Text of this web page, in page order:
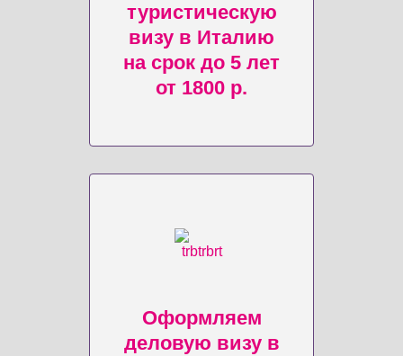
туристическую
визу в Италию
на срок до 5 лет
от 1800 р.
Оформляем
деловую визу в